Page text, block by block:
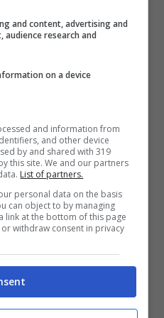
somministrava
di 18 anni
la salute e la
state le scoperte
nelle strutture
identificato
26mila euro in
non autorizzato dei
strutturali
si aggiunge il
and content, advertising and
research and
on a device
and information from
and other device
by and shared with 319
this site. We and our partners
List of partners.
personal data on the basis
can object to by managing
link at the bottom of this page
withdraw consent in privacy